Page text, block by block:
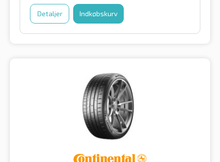
Detaljer Indkøbskurv